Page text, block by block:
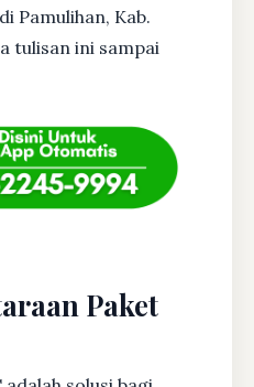
Pamulihan, Kab.
tulisan ini sampai
Paket